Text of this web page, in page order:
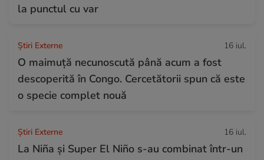
la punctul cu var
Știri Externe 16 iul.
O maimuță necunoscută până acum a fost
descoperită în Congo. Cercetătorii spun că este
o specie complet nouă
Știri Externe 16 iul.
La Niña și Super El Niño s-au combinat într-un